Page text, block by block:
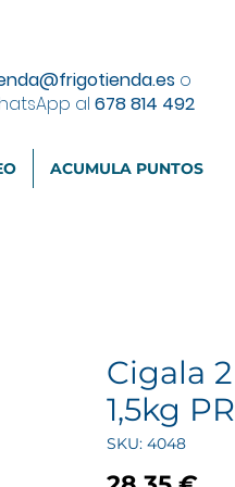
o
al 678 814 492
ACUMULA PUNTOS
Cigala
1,5kg
SKU: 4048